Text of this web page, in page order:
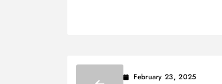
February 23, 2025